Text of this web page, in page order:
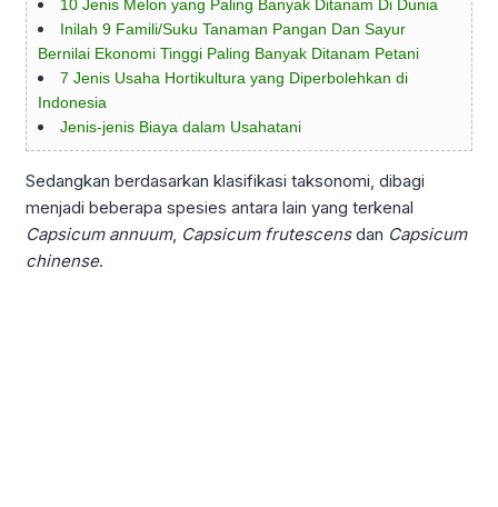
10 Jenis Melon yang Paling Banyak Ditanam Di Dunia
Inilah 9 Famili/Suku Tanaman Pangan Dan Sayur
Bernilai Ekonomi Tinggi Paling Banyak Ditanam Petani
7 Jenis Usaha Hortikultura yang Diperbolehkan di
Indonesia
Jenis-jenis Biaya dalam Usahatani
Sedangkan berdasarkan klasifikasi taksonomi, dibagi
menjadi beberapa spesies antara lain yang terkenal
Capsicum annuum, Capsicum frutescensdan Capsicum
chinense.